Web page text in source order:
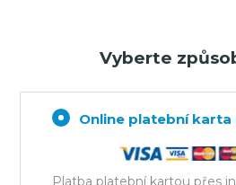
Vyberte
Online platební karta
Platba platební kartou přes